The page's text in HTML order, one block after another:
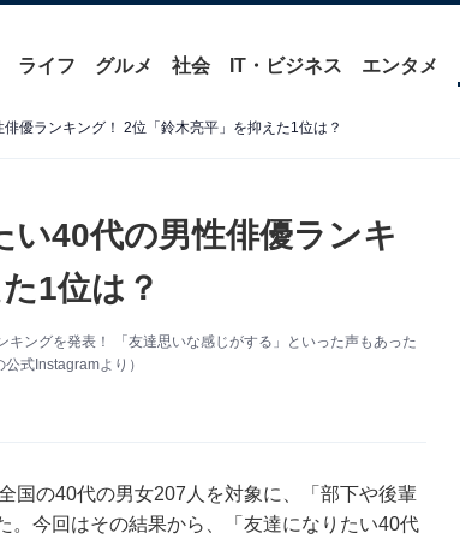
ライフ グルメ 社会 IT・ビジネス エンタメ
優ランキング！ 2位「鈴木亮平」を抑えた1位は？
い40代の男性俳優ランキ
1位は？
ングを発表！ 「友達思いな感じがする」といった声もあった
式Instagramより）
国の40代の男女207人を対象に、「部下や後輩
。今回はその結果から、「友達になりたい40代